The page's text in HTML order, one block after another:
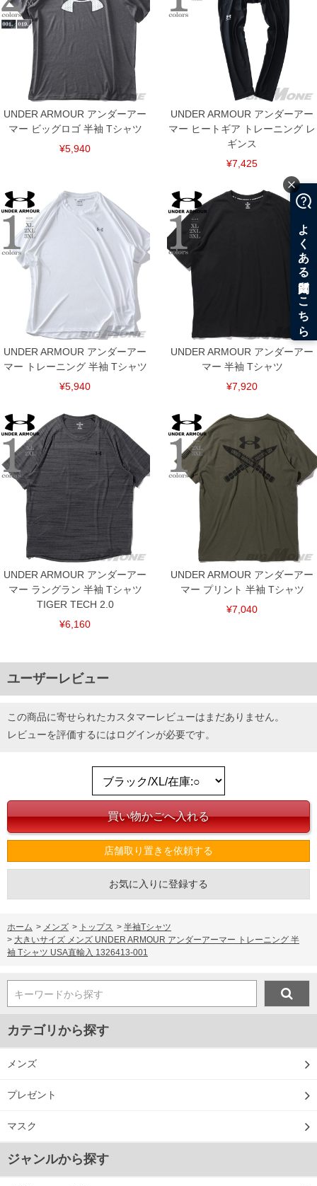
COLOR VARIATION
DETAIL
UNDER ARMOUR アンダーアー
マー ビッグロゴ 半袖 Tシャツ
¥5,940
UNDER ARMOUR アンダーアー
マー ヒートギア トレーニング レ
ギンス
¥7,425
UNDER ARMOUR アンダーアー
マー トレーニング 半袖 Tシャツ
¥5,940
UNDER ARMOUR アンダーアー
マー 半袖 Tシャツ
¥7,920
UNDER ARMOUR アンダーアー
マー ラングラン 半袖 Tシャツ
TIGER TECH 2.0
¥6,160
UNDER ARMOUR アンダーアー
マー プリント 半袖 Tシャツ
¥7,040
ユーザーレビュー
この商品に寄せられたカスタマーレビューはまだありません。
レビューを評価するにはログインが必要です。
店舗取り置きを依頼する
お気に入りに登録する
ホーム > メンズ > トップス > 半袖Tシャツ
> 大きいサイズ メンズ UNDER ARMOUR アンダーアーマー トレーニング 半
袖 Tシャツ USA直輸入 1326413-001
キーワードから探す
カテゴリから探す
メンズ
プレゼント
マスク
ジャンルから探す